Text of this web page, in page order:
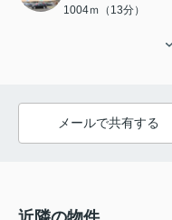
1004ｍ（13分）
メールで共有する